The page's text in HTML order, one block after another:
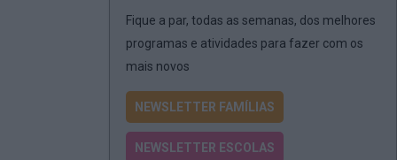
Fique a par, todas as semanas, dos melhores
programas e atividades para fazer com os
mais novos
NEWSLETTER FAMÍLIAS
NEWSLETTER ESCOLAS